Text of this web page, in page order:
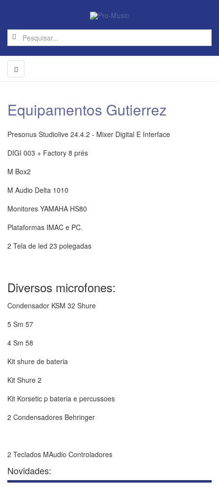
Equipamentos Gutierrez
Presonus Studiolive 24.4.2 - Mixer Digital E Interface
DIGI 003 + Factory 8 prés
M Box2
M Audio Delta 1010
Monitores YAMAHA HS80
Plataformas IMAC e PC.
2 Tela de led 23 polegadas
Diversos microfones:
Condensador KSM 32 Shure
5 Sm 57
4 Sm 58
Kit shure de bateria
Kit Shure 2
Kit Korsetic p bateria e percussoes
2 Condensadores Behringer
2 Teclados MAudio Controladores
Novidades: